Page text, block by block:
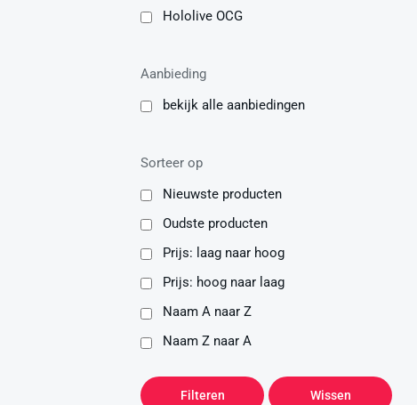
Hololive OCG
Aanbieding
bekijk alle aanbiedingen
Sorteer op
Nieuwste producten
Oudste producten
Prijs: laag naar hoog
Prijs: hoog naar laag
Naam A naar Z
Naam Z naar A
Filteren Wissen